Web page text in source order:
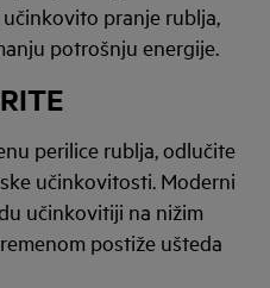
pranje rublja,
potrošnju energije.
perilice rublja, odlučite
učinkovitosti. Moderni
učinkovitiji na nižim
postiže ušteda